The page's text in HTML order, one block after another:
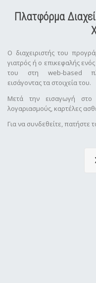
Πλατφόρμα
Ο διαχειριστής του
γιατρός ή ο επικεφαλής
του στη web-based
εισάγοντας τα στοιχεία του.
Μετά την εισαγωγή στο
λογαριασμούς, καρτέλες
Για να συνδεθείτε, πατήστε